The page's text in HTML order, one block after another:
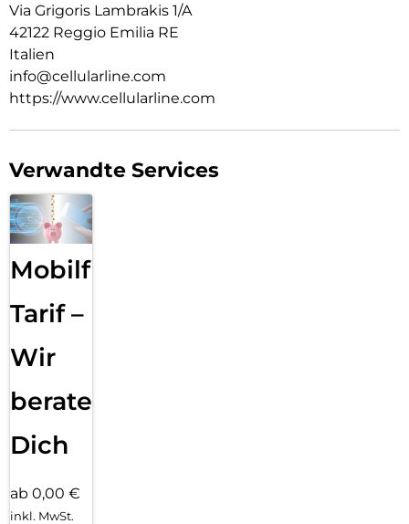
Via Grigoris Lambrakis 1/A
42122 Reggio Emilia RE
Italien
info@cellularline.com
https://www.cellularline.com
Verwandte Services
Mobilfunk
Tarif –
Wir
beraten
Dich
ab 0,00 €
inkl. MwSt.